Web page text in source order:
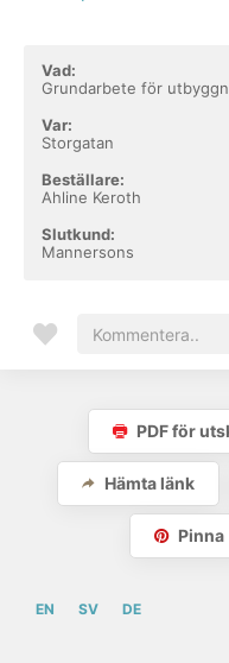
Vad:
Grundarbete för
Var:
Storgatan
Beställare:
Ahline Keroth
Slutkund:
Mannersons
PDF för
Hämta länk
Pinna
EN SV DE